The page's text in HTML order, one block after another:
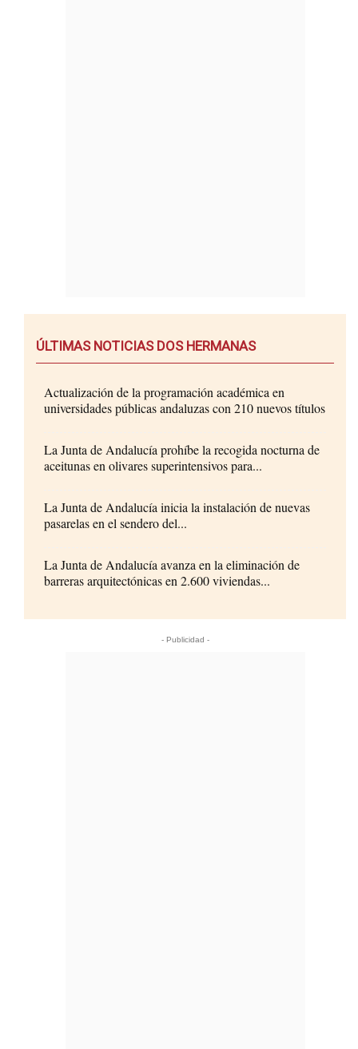
ÚLTIMAS NOTICIAS DOS HERMANAS
Actualización de la programación académica en
universidades públicas andaluzas con 210 nuevos títulos
La Junta de Andalucía prohíbe la recogida nocturna de
aceitunas en olivares superintensivos para...
La Junta de Andalucía inicia la instalación de nuevas
pasarelas en el sendero del...
La Junta de Andalucía avanza en la eliminación de
barreras arquitectónicas en 2.600 viviendas...
- Publicidad -